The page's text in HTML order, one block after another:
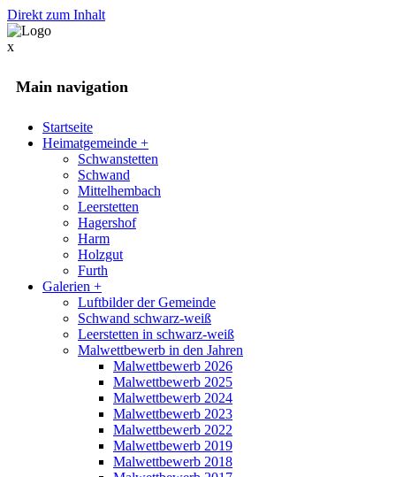
Direkt zum Inhalt
x
Main navigation
Startseite
Heimatgemeinde +
Schwanstetten
Schwand
Mittelhembach
Leerstetten
Hagershof
Harm
Holzgut
Furth
Galerien +
Luftbilder der Gemeinde
Schwand schwarz-weiß
Leerstetten in schwarz-weiß
Malwettbewerb in den Jahren
Malwettbewerb 2026
Malwettbewerb 2025
Malwettbewerb 2024
Malwettbewerb 2023
Malwettbewerb 2022
Malwettbewerb 2019
Malwettbewerb 2018